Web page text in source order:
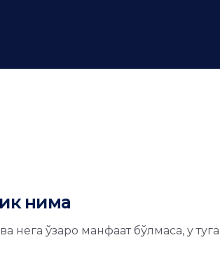
нима
нега ўзаро манфаат бўлмаса, у